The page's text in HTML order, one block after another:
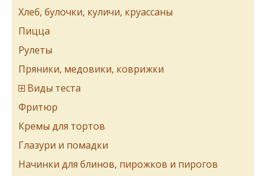
Хлеб, булочки, куличи, круассаны
Пицца
Рулеты
Пряники, медовики, коврижки
Виды теста
Фритюр
Кремы для тортов
Глазури и помадки
Начинки для блинов, пирожков и пирогов